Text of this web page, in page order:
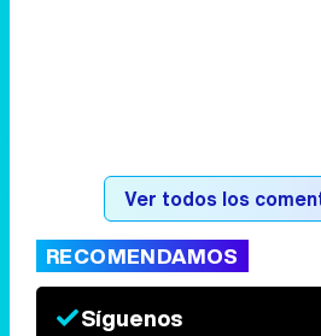
Ver todos los
RECOMENDAMOS
Síguenos